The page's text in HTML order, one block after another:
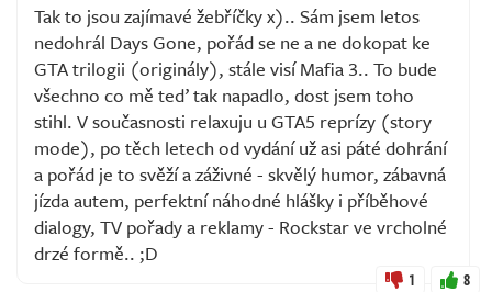
Tak to jsou zajímavé žebříčky x).. Sám jsem letos
nedohrál Days Gone, pořád se ne a ne dokopat ke
GTA trilogii (originály), stále visí Mafia 3.. To bude
všechno co mě teď tak napadlo, dost jsem toho
stihl. V současnosti relaxuju u GTA5 reprízy (story
mode), po těch letech od vydání už asi páté dohrání
a pořád je to svěží a záživné - skvělý humor, zábavná
jízda autem, perfektní náhodné hlášky i příběhové
dialogy, TV pořady a reklamy - Rockstar ve vrcholné
drzé formě.. ;D
1 8